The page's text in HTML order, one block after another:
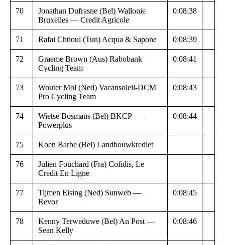
70
Jonathan Dufrasne (Bel) Wallonie
Bruxelles — Credit Agricole
0:08:38
71 Rafai Chtioui (Tun) Acqua & Sapone 0:08:39
72
Graeme Brown (Aus) Rabobank
Cycling Team
0:08:41
73
Wouter Mol (Ned) Vacansoleil-DCM
Pro Cycling Team
0:08:43
74
Wietse Bosmans (Bel) BKCP —
Powerplus
0:08:44
75 Koen Barbe (Bel) Landbouwkrediet
76
Julien Fouchard (Fra) Cofidis, Le
Credit En Ligne
77
Tijmen Eising (Ned) Sunweb —
Revor
0:08:45
78
Kenny Terweduwe (Bel) An Post —
Sean Kelly
0:08:46